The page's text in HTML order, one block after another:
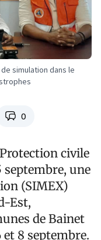
simulation dans le
0
civile
septembre, une
(SIMEX)
Est,
de Bainet
8 septembre.